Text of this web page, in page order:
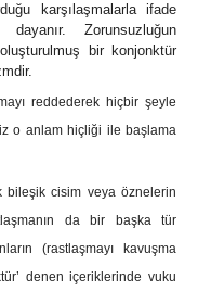
karşılaşmalarla ifade
Zorunsuzluğun
bir konjonktür
reddederek hiçbir şeyle
o anlam hiçliği ile başlama
bileşik cisim veya öznelerin
da bir başka tür
(rastlaşmayı kavuşma
denen içeriklerinde vuku